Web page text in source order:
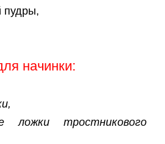
пудры,
начинки:
ложки тростникового